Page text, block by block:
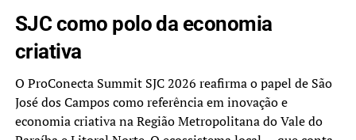
SJC como polo da economia
criativa
O ProConecta Summit SJC 2026 reafirma o papel de São
José dos Campos como referência em inovação e
economia criativa na Região Metropolitana do Vale do